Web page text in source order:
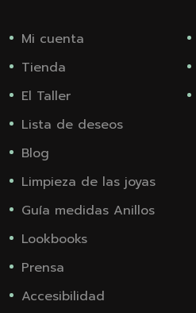
Mi cuenta
Tienda
El Taller
Lista de deseos
Blog
Limpieza de las joyas
Guía medidas Anillos
Lookbooks
Prensa
Accesibilidad